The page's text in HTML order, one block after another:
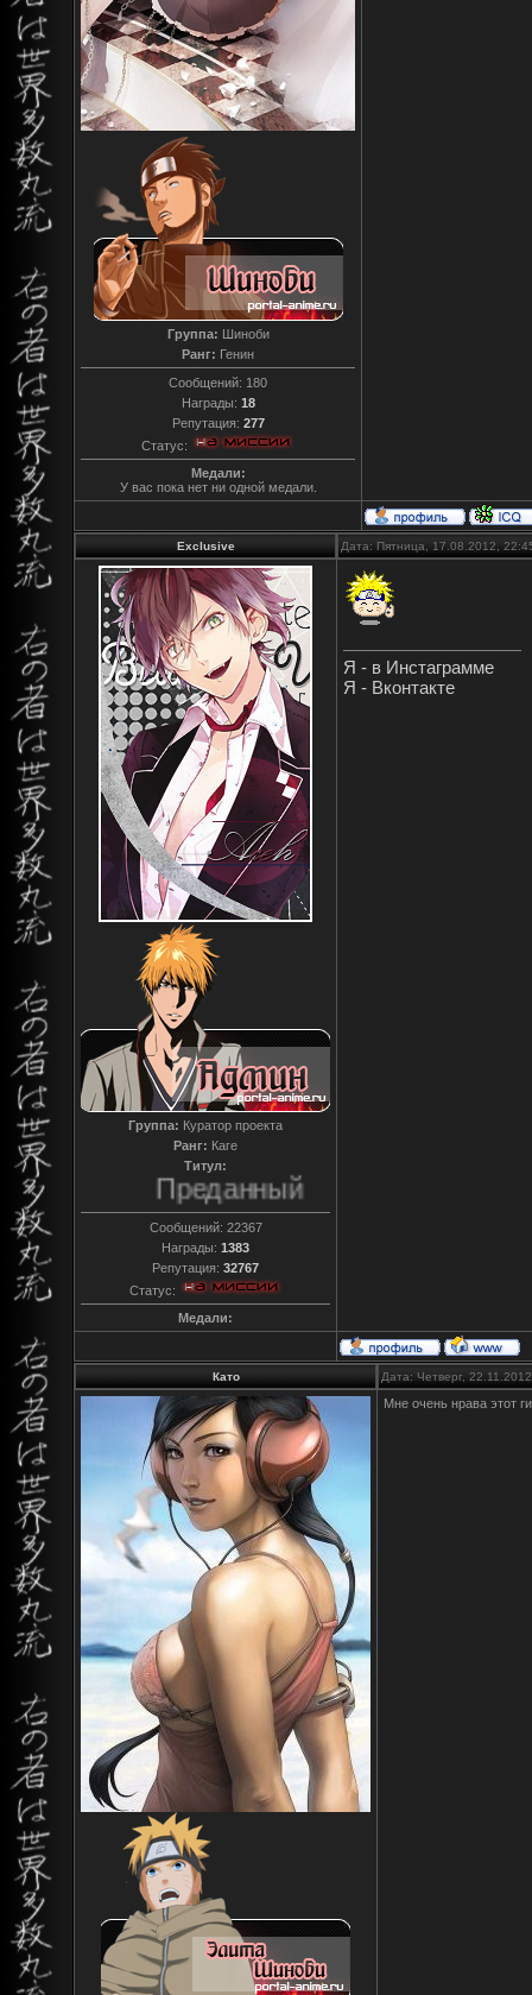
Группа: Шиноби
Ранг: Генин
Сообщений: 180
Награды: 18
Репутация: 277
Статус:
Медали:
У вас пока нет ни одной медали.
Exclusive Дата: Пятница, 17.08.2012,
Группа: Куратор проекта
Ранг: Каге
Титул:
Преданный
Сообщений: 22367
Награды: 1383
Репутация: 32767
Статус:
Медали:
Я - в Инстаграмме
Я - Вконтакте
Като Дата: Четверг,
Мне очень нрава этот